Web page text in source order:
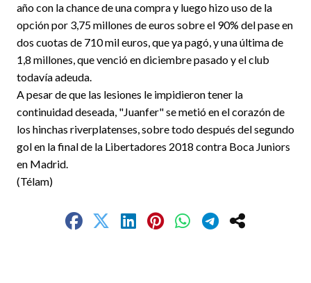
año con la chance de una compra y luego hizo uso de la
opción por 3,75 millones de euros sobre el 90% del pase en
dos cuotas de 710 mil euros, que ya pagó, y una última de
1,8 millones, que venció en diciembre pasado y el club
todavía adeuda.
A pesar de que las lesiones le impidieron tener la
continuidad deseada, "Juanfer" se metió en el corazón de
los hinchas riverplatenses, sobre todo después del segundo
gol en la final de la Libertadores 2018 contra Boca Juniors
en Madrid.
(Télam)